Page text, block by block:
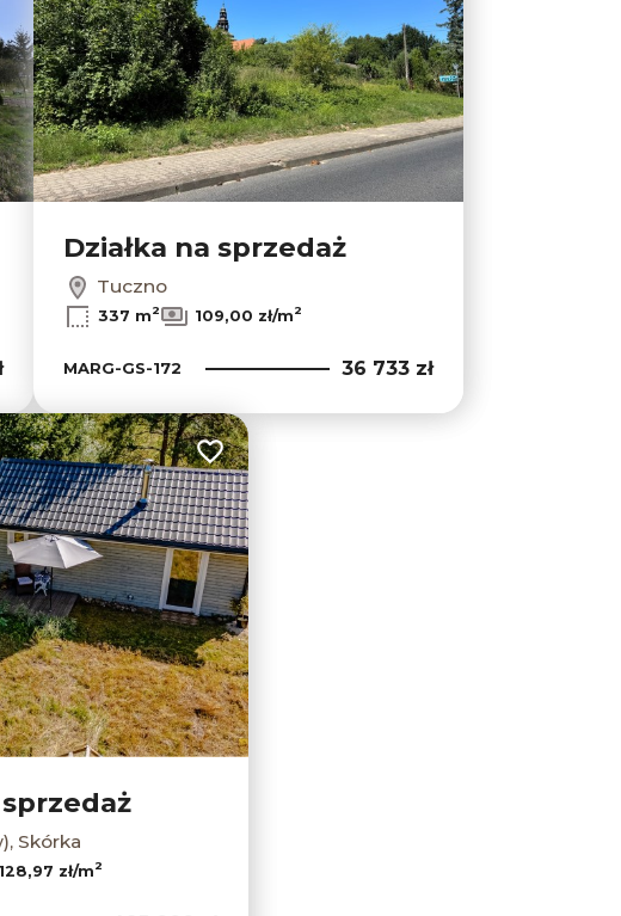
Działka na sprzedaż
Tuczno
337 m2 109,00 zł/m2
MARG-GS-172 36 733 zł
Dodaj do ulubionych
sprzedaż
Skórka
128,97 zł/m2